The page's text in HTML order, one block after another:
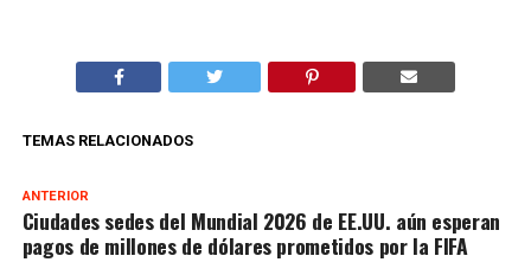
TEMAS RELACIONADOS
ANTERIOR
Ciudades sedes del Mundial 2026 de EE.UU. aún esperan
pagos de millones de dólares prometidos por la FIFA